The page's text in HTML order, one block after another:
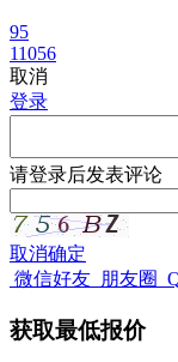
95
11056
取消
登录
请登录后发表评论
取消确定
微信好友 朋友圈
获取最低报价